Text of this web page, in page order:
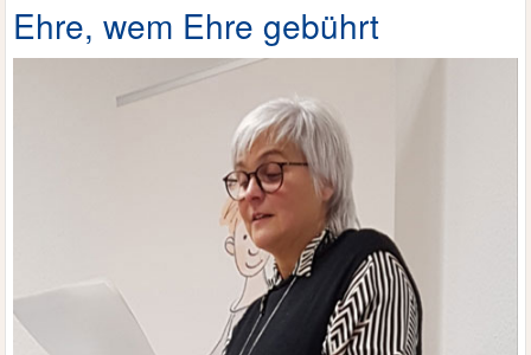
Ehre, wem Ehre gebührt